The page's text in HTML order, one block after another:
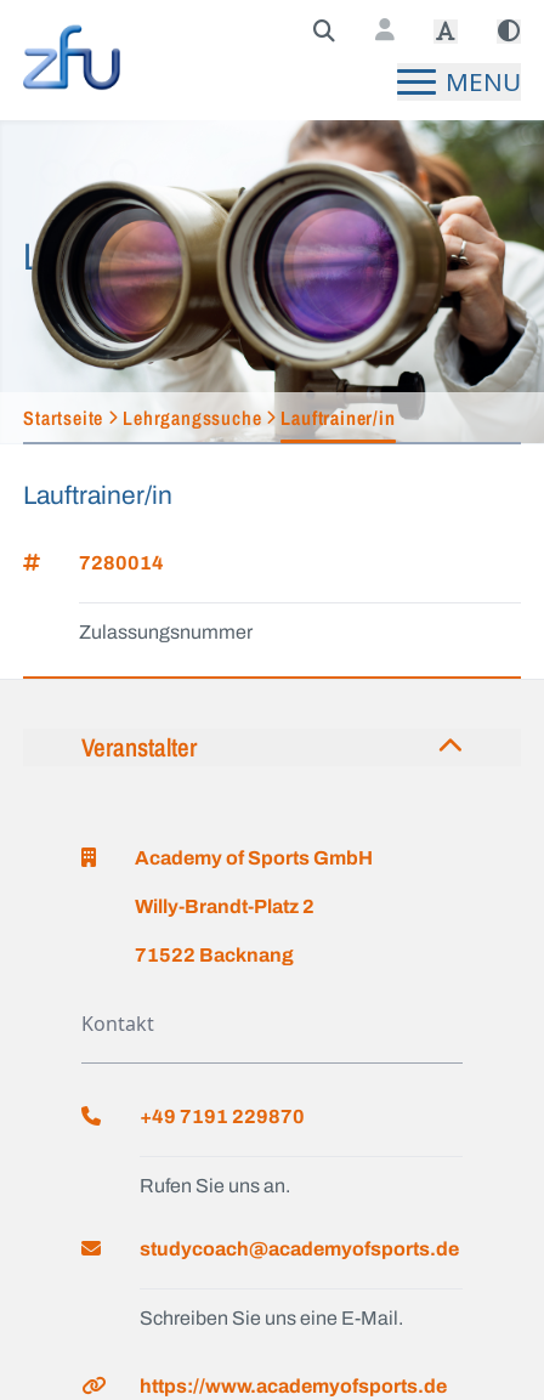
Zentralstelle für Fernunterricht Hauptseite
MENU
Lehrgangssuche
Startseite Lehrgangssuche Lauftrainer/in
Lauftrainer/in
7280014
Zulassungsnummer
Veranstalter
Academy of Sports GmbH
Willy-Brandt-Platz 2
71522 Backnang
Kontakt
+49 7191 229870
Rufen Sie uns an.
studycoach@academyofsports.de
Schreiben Sie uns eine E-Mail.
https://www.academyofsports.de